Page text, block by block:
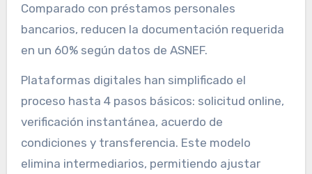
Comparado con préstamos personales
bancarios, reducen la documentación requerida
en un 60% según datos de ASNEF.
Plataformas digitales han simplificado el
proceso hasta 4 pasos básicos: solicitud online,
verificación instantánea, acuerdo de
condiciones y transferencia. Este modelo
elimina intermediarios, permitiendo ajustar